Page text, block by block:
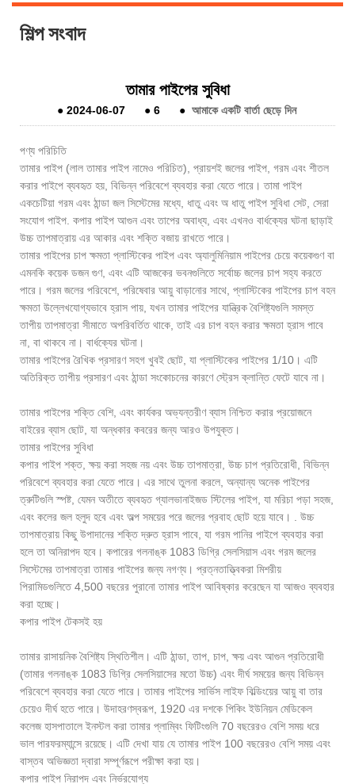
শিল্প সংবাদ
তামার পাইপের সুবিধা
●2024-06-07 ●6 ● আমাকে একটি বার্তা ছেড়ে দিন
পণ্য পরিচিতি
তামার পাইপ (লাল তামার পাইপ নামেও পরিচিত), প্রায়শই জলের পাইপ, গরম এবং শীতল
করার পাইপে ব্যবহৃত হয়, বিভিন্ন পরিবেশে ব্যবহার করা যেতে পারে। তামা পাইপ
একচেটিয়া গরম এবং ঠান্ডা জল সিস্টেমের মধ্যে, ধাতু এবং অ ধাতু পাইপ সুবিধা সেট, সেরা
সংযোগ পাইপ. কপার পাইপ আগুন এবং তাপের অবাধ্য, এবং এখনও বার্ধক্যের ঘটনা ছাড়াই
উচ্চ তাপমাত্রায় এর আকার এবং শক্তি বজায় রাখতে পারে।
তামার পাইপের চাপ ক্ষমতা প্লাস্টিকের পাইপ এবং অ্যালুমিনিয়াম পাইপের চেয়ে কয়েকগুণ বা
এমনকি কয়েক ডজন গুণ, এবং এটি আজকের ভবনগুলিতে সর্বোচ্চ জলের চাপ সহ্য করতে
পারে। গরম জলের পরিবেশে, পরিষেবার আয়ু বাড়ানোর সাথে, প্লাস্টিকের পাইপের চাপ বহন
ক্ষমতা উল্লেখযোগ্যভাবে হ্রাস পায়, যখন তামার পাইপের যান্ত্রিক বৈশিষ্ট্যগুলি সমস্ত
তাপীয় তাপমাত্রা সীমাতে অপরিবর্তিত থাকে, তাই এর চাপ বহন করার ক্ষমতা হ্রাস পাবে
না, বা থাকবে না। বার্ধক্যের ঘটনা।
তামার পাইপের রৈখিক প্রসারণ সহগ খুবই ছোট, যা প্লাস্টিকের পাইপের 1/10। এটি
অতিরিক্ত তাপীয় প্রসারণ এবং ঠান্ডা সংকোচনের কারণে স্ট্রেস ক্লান্তি ফেটে যাবে না।
তামার পাইপের শক্তি বেশি, এবং কার্যকর অভ্যন্তরীণ ব্যাস নিশ্চিত করার প্রয়োজনে
বাইরের ব্যাস ছোট, যা অন্ধকার কবরের জন্য আরও উপযুক্ত।
তামার পাইপের সুবিধা
কপার পাইপ শক্ত, ক্ষয় করা সহজ নয় এবং উচ্চ তাপমাত্রা, উচ্চ চাপ প্রতিরোধী, বিভিন্ন
পরিবেশে ব্যবহার করা যেতে পারে। এর সাথে তুলনা করলে, অন্যান্য অনেক পাইপের
ত্রুটিগুলি স্পষ্ট, যেমন অতীতে ব্যবহৃত গ্যালভানাইজড স্টিলের পাইপ, যা মরিচা পড়া সহজ,
এবং কলের জল হলুদ হবে এবং অল্প সময়ের পরে জলের প্রবাহ ছোট হয়ে যাবে। . উচ্চ
তাপমাত্রায় কিছু উপাদানের শক্তি দ্রুত হ্রাস পাবে, যা গরম পানির পাইপে ব্যবহার করা
হলে তা অনিরাপদ হবে। কপারের গলনাঙ্ক 1083 ডিগ্রি সেলসিয়াস এবং গরম জলের
সিস্টেমের তাপমাত্রা তামার পাইপের জন্য নগণ্য। প্রত্নতাত্ত্বিকরা মিশরীয়
পিরামিডগুলিতে 4,500 বছরের পুরানো তামার পাইপ আবিষ্কার করেছেন যা আজও ব্যবহার
করা হচ্ছে।
কপার পাইপ টেকসই হয়
তামার রাসায়নিক বৈশিষ্ট্য স্থিতিশীল। এটি ঠান্ডা, তাপ, চাপ, ক্ষয় এবং আগুন প্রতিরোধী
(তামার গলনাঙ্ক 1083 ডিগ্রি সেলসিয়াসের মতো উচ্চ) এবং দীর্ঘ সময়ের জন্য বিভিন্ন
পরিবেশে ব্যবহার করা যেতে পারে। তামার পাইপের সার্ভিস লাইফ বিল্ডিংয়ের আয়ু বা তার
চেয়েও দীর্ঘ হতে পারে। উদাহরণস্বরূপ, 1920 এর দশকে পিকিং ইউনিয়ন মেডিকেল
কলেজ হাসপাতালে ইনস্টল করা তামার প্লাম্বিং ফিটিংগুলি 70 বছরেরও বেশি সময় ধরে
ভাল পারফরম্যান্সে রয়েছে। এটি দেখা যায় যে তামার পাইপ 100 বছরেরও বেশি সময় এবং
বাস্তব অভিজ্ঞতা দ্বারা সম্পূর্ণরূপে পরীক্ষা করা হয়।
কপার পাইপ নিরাপদ এবং নির্ভরযোগ্য